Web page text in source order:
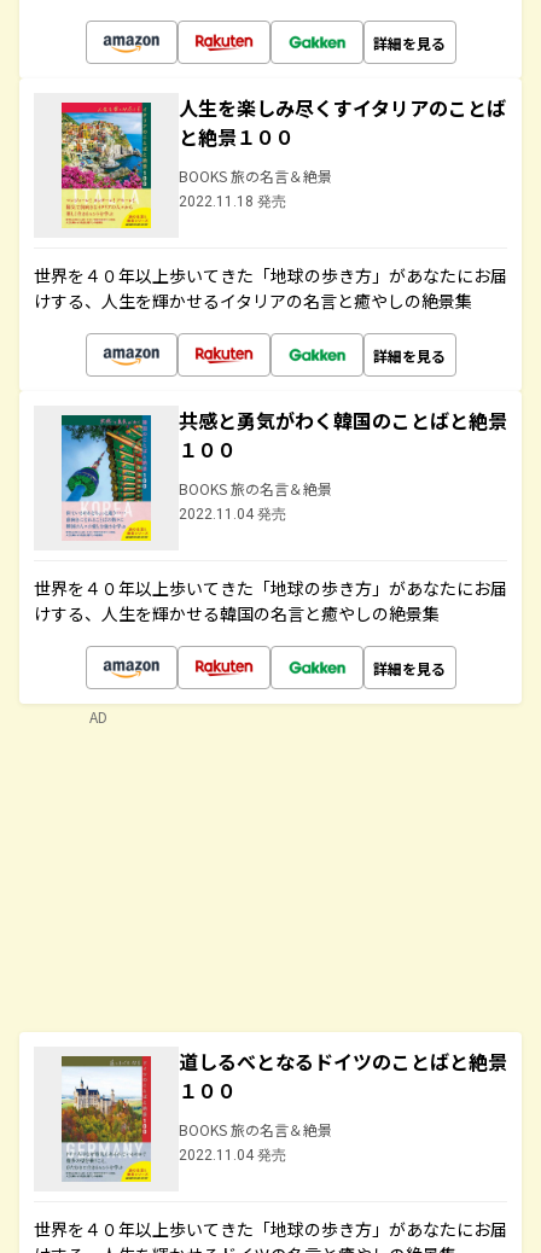
詳細を見る
人生を楽しみ尽くすイタリアのことば
と絶景１００
BOOKS 旅の名言＆絶景
2022.11.18 発売
世界を４０年以上歩いてきた「地球の歩き方」があなたにお届
けする、人生を輝かせるイタリアの名言と癒やしの絶景集
詳細を見る
共感と勇気がわく韓国のことばと絶景
１００
BOOKS 旅の名言＆絶景
2022.11.04 発売
世界を４０年以上歩いてきた「地球の歩き方」があなたにお届
けする、人生を輝かせる韓国の名言と癒やしの絶景集
詳細を見る
道しるべとなるドイツのことばと絶景
１００
BOOKS 旅の名言＆絶景
2022.11.04 発売
世界を４０年以上歩いてきた「地球の歩き方」があなたにお届
AD